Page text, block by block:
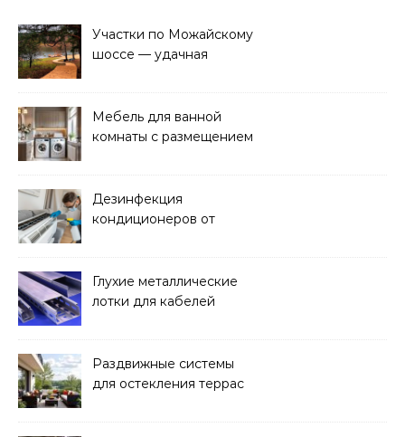
Участки по Можайскому
шоссе — удачная
Мебель для ванной
комнаты с размещением
Дезинфекция
кондиционеров от
Глухие металлические
лотки для кабелей
Раздвижные системы
для остекления террас